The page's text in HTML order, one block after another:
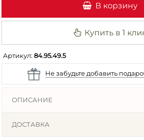
В корзину
Купить в 1
Артикул:84.95.49.5
Не забудьте добавить
ОПИСАНИЕ
ДОСТАВКА